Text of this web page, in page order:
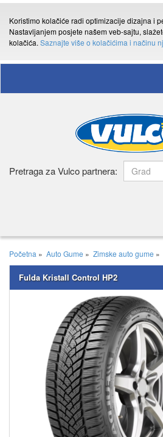
Koristimo kolačiće radi optimizacije dizajna i
Nastavljanjem posjete našem veb-sajtu,
kolačića. Saznajte više o kolačićima i načinu
Pretraga za Vulco partnera:
Početna » Auto Gume » Zimske auto gume »
Fulda Kristall Control HP2